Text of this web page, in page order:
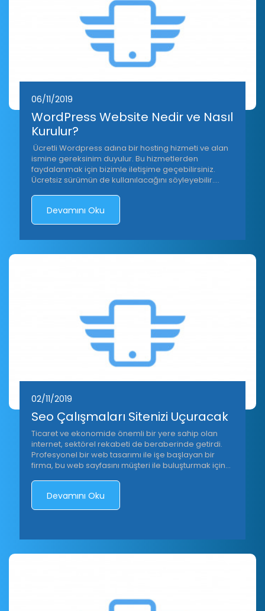
06/11/2019
WordPress Website Nedir ve Nasıl
Kurulur?
Ücretli Wordpress adına bir hosting hizmeti ve alan
ismine gereksinim duyulur. Bu hizmetlerden
faydalanmak için bizimle iletişime geçebilirsiniz.
Ücretsiz sürümün de kullanılacağını söyleyebilir.
adımları tamamlamak yeterli olacaktır.
Devamını Oku
02/11/2019
Seo Çalışmaları Sitenizi Uçuracak
Ticaret ve ekonomide önemli bir yere sahip olan
internet, sektörel rekabeti de beraberinde getirdi.
Profesyonel bir web tasarımı ile işe başlayan bir
firma, bu web sayfasını müşteri ile buluşturmak için
firmalar, profesyonel web sayfanızı kısa sürede
büyük müşteri kitleleri ile buluşturuyor.
Devamını Oku